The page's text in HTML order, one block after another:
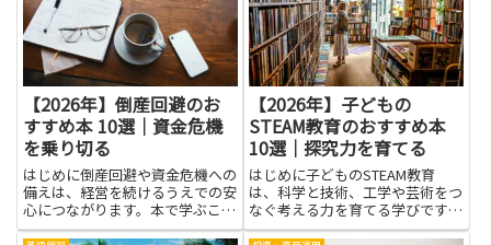
話に入れるようになります。この
記事は、そんな学びの道をやさ
し...
管理にも役立ちます。薬と生命現
象を学ぶというテーマは、病気
の...
【2026年】倒産回避のお
すすめ本 10選｜資金危機
を乗り切る
はじめに倒産回避や資金危機への
備えは、経営を続けるうえでの安
心につながります。本で学ぶこと
で、危険信号を早めに察知する力
【2026年】子どもの
STEAM教育のおすすめ本
10選｜探究力を育てる
はじめに子どものSTEAM教育
は、科学と技術、工学や芸術をつ
なぐ考える力を育てる学びです。
この記事の本は、身の回りの道具